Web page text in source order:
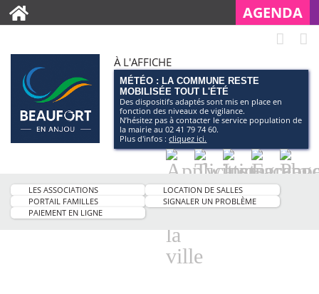
AGENDA
À L'AFFICHE
MÉTÉO : LA COMMUNE RESTE
MOBILISÉE TOUT L'ÉTÉ
Des dispositifs adaptés sont mis en place en
fonction des niveaux de vigilance.
N’hésitez pas à contacter le service population de
la mairie au 02 41 79 74 60.
Plus d'infos :cliquez ici.
Application
smartphone
de
ville
Twitter
Instagram
LES ASSOCIATIONS
LOCATION DE SALLES
PORTAIL FAMILLES
SIGNALER UN PROBLÈME
PAIEMENT EN LIGNE